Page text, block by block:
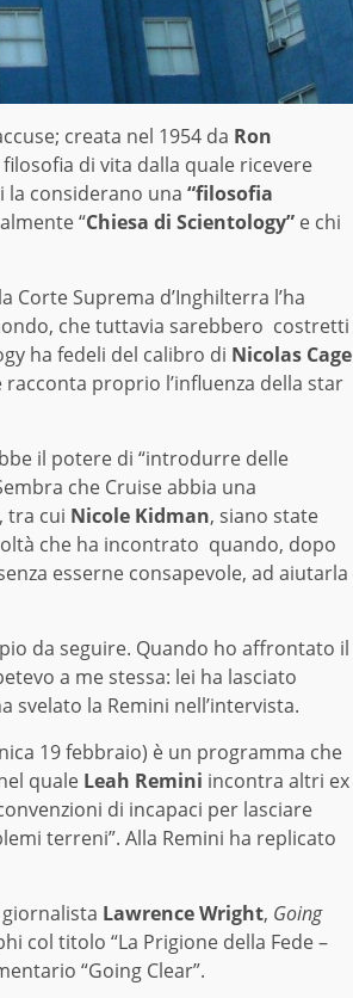
creata nel 1954 da Ron
di vita dalla quale ricevere
la considerano una “filosofia
“Chiesa di Scientology” e chi
Corte Suprema d’Inghilterra l’ha
che tuttavia sarebbero costretti
ha fedeli del calibro di Nicolas Cage
racconta proprio l’influenza della star
il potere di “introdurre delle
che Cruise abbia una
tra cui Nicole Kidman, siano state
che ha incontrato quando, dopo
esserne consapevole, ad aiutarla
da seguire. Quando ho affrontato il
a me stessa: lei ha lasciato
svelato la Remini nell’intervista.
19 febbraio) è un programma che
quale Leah Remini incontra altri ex
di incapaci per lasciare
terreni”. Alla Remini ha replicato
Lawrence Wright, Going
col titolo “La Prigione della Fede –
“Going Clear”.